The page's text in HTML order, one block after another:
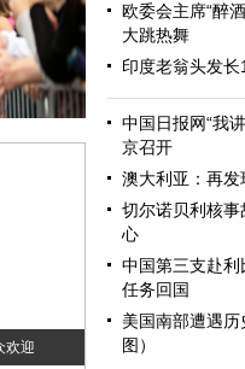
欢迎
欧委会主席“醉
大跳热舞
印度老翁头发
中国日报网“我
京召开
澳大利亚：再
切尔诺贝利核
心
中国第三支赴
任务回国
美国南部遭遇
图）